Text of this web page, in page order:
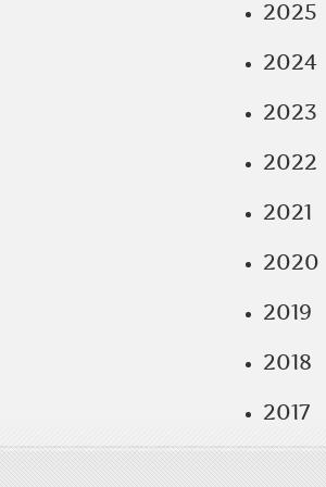
2025
2024
2023
2022
2021
2020
2019
2018
2017